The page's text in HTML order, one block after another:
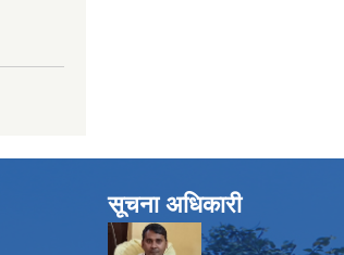
सूचना अधिकारी